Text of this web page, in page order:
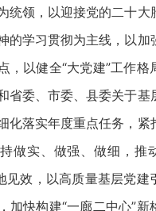
统领，以迎接党的二十大
的学习贯彻为主线，以加
，以健全“大党建”工作格
省委、市委、县委关于基
化落实年度重点任务，紧
做实、做强、做细，推
见效，以高质量基层党建
加快构建“一廊二中心”新